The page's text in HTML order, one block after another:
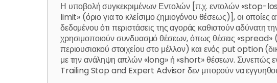
Η υποβολή συγκεκριμένων Εντολών [π.χ. εντολών «stop-
limit» (όριο για το κλείσιμο ζημιογόνου θέσεως)], οι
δεδομένου ότι περιστάσεις της αγοράς καθιστούν αδύνατη
χρησιμοποιούν συνδυασμό θέσεων, όπως θέσεις
περιουσιακού στοιχείου στο μέλλον) και ενός put option
με την ανάληψη απλών «long» ή «short» θέσεων. Συνεπώς
Trailing Stop and Expert Advisor δεν μπορούν να